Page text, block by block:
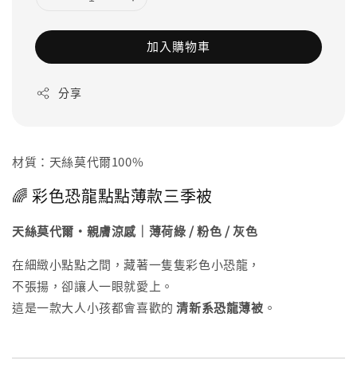
加入購物車
分享
材質：天絲莫代爾100%
🌈 彩色恐龍點點薄款三季被
天絲莫代爾・親膚涼感｜薄荷綠 / 粉色 / 灰色
在細緻小點點之間，藏著一隻隻彩色小恐龍，
不張揚，卻讓人一眼就愛上。
這是一款大人小孩都會喜歡的清新系恐龍薄被 。